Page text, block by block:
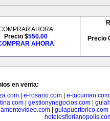
AHORA
Precio $550.00
AHORA
Precio
en venta:
| e-rosario.com| e-tucuman.com
gestionynegocios.com
guiapuertorico.com